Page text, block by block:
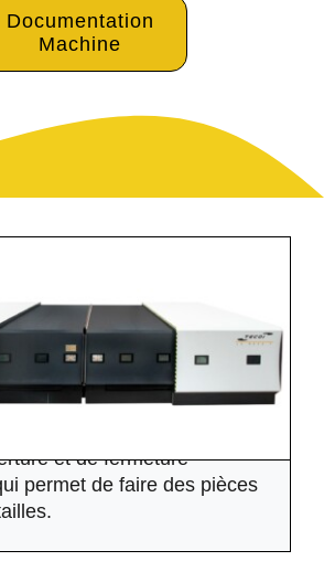
Documentation
Machine
LS – CT
spécialement développée
laser à l’état solide/fibre de
formats et épaisseurs de
T avec carénage
de deux semi-
chacun équipé d’un
et de fermeture
permet de faire des pièces